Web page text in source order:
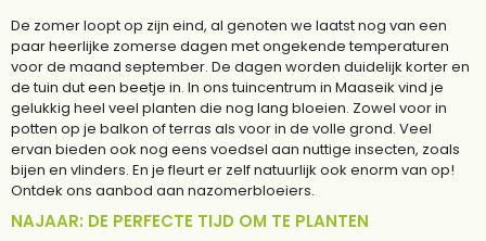
De zomer loopt op zijn eind, al genoten we laatst nog van een
paar heerlijke zomerse dagen met ongekende temperaturen
voor de maand september. De dagen worden duidelijk korter en
de tuin dut een beetje in. In ons tuincentrum in Maaseik vind je
gelukkig heel veel planten die nog lang bloeien. Zowel voor in
potten op je balkon of terras als voor in de volle grond. Veel
ervan bieden ook nog eens voedsel aan nuttige insecten, zoals
bijen en vlinders. En je fleurt er zelf natuurlijk ook enorm van op!
Ontdek ons aanbod aan nazomerbloeiers.
NAJAAR: DE PERFECTE TIJD OM TE PLANTEN